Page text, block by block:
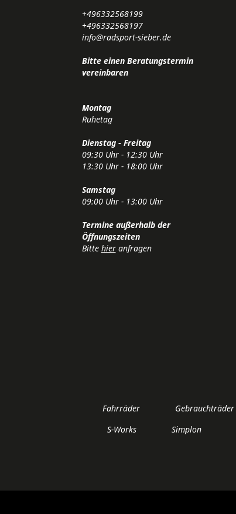
+496332568199
+496332568197
info@radsport-sieber.de
Bitte einen Beratungstermin
vereinbaren
Montag
Ruhetag
Dienstag - Freitag
09:30 Uhr - 12:30 Uhr
13:30 Uhr - 18:00 Uhr
Samstag
09:00 Uhr - 13:00 Uhr
Termine außerhalb der
Öffnungszeiten
Bitte hieranfragen
Fahrräder Gebrauchträder
S-Works
Simplon